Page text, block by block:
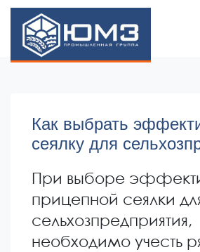
ЮМЗ
Как выбрать
сеялку для
При выборе
прицепной сеялки
сельхозпредприятия,
необходимо учесть